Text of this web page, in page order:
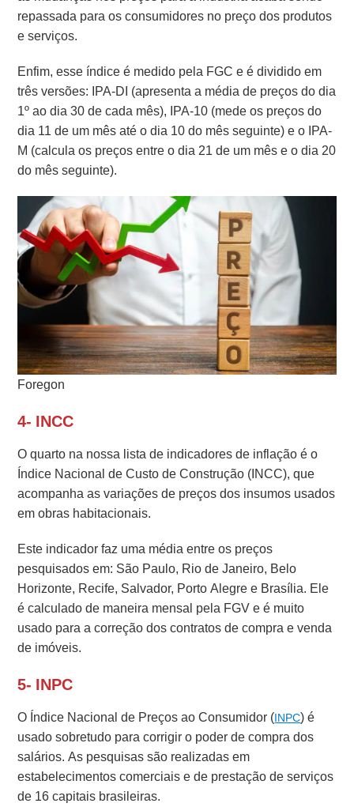
repassada para os consumidores no preço dos produtos
e serviços.
Enfim, esse índice é medido pela FGC e é dividido em
três versões: IPA-DI (apresenta a média de preços do dia
1º ao dia 30 de cada mês), IPA-10 (mede os preços do
dia 11 de um mês até o dia 10 do mês seguinte) e o IPA-
M (calcula os preços entre o dia 21 de um mês e o dia 20
do mês seguinte).
Foregon
4- INCC
O quarto na nossa lista de indicadores de inflação é o
Índice Nacional de Custo de Construção (INCC), que
acompanha as variações de preços dos insumos usados
em obras habitacionais.
Este indicador faz uma média entre os preços
pesquisados em: São Paulo, Rio de Janeiro, Belo
Horizonte, Recife, Salvador, Porto Alegre e Brasília. Ele
é calculado de maneira mensal pela FGV e é muito
usado para a correção dos contratos de compra e venda
de imóveis.
5- INPC
O Índice Nacional de Preços ao Consumidor (INPC) é
usado sobretudo para corrigir o poder de compra dos
salários. As pesquisas são realizadas em
estabelecimentos comerciais e de prestação de serviços
de 16 capitais brasileiras.